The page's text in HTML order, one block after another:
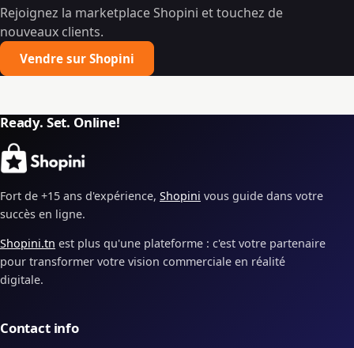
Rejoignez la marketplace Shopini et touchez de
nouveaux clients.
Vendre sur Shopini
Ready. Set. Online!
Fort de +15 ans d'expérience, Shopini vous guide dans votre
succès en ligne.
Shopini.tn est plus qu'une plateforme : c'est votre partenaire
pour transformer votre vision commerciale en réalité
digitale.
Contact info